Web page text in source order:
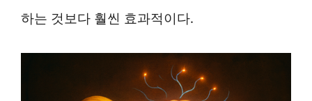
하는 것보다 훨씬 효과적이다.